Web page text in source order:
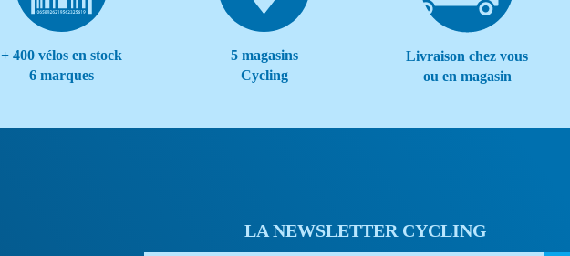
+ 400 vélos en stock
6 marques
5 magasins
Cycling
Livraison chez vous
ou en magasin
LA NEWSLETTER CYCLING